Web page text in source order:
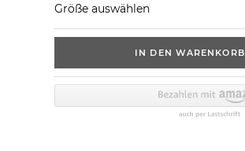
Größe auswählen
IN DEN WARENKORB